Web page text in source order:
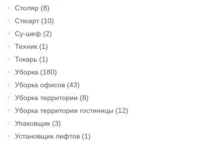
Столяр (8)
Стюарт(10)
Су-шеф (2)
Техник (1)
Токарь (1)
Уборка (180)
Уборка офисов (43)
Уборка территории (8)
Уборка территории гостиницы (12)
Упаковщик (3)
Установщик лифтов (1)